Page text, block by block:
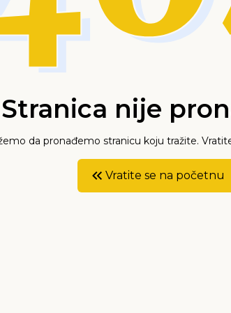
Stranica nije
da pronađemo stranicu koju tražite.
Vratite se na početnu